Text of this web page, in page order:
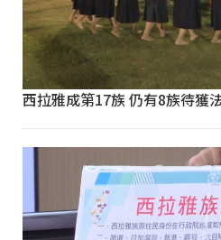
西拉雅成第17族 仍有8族待獲